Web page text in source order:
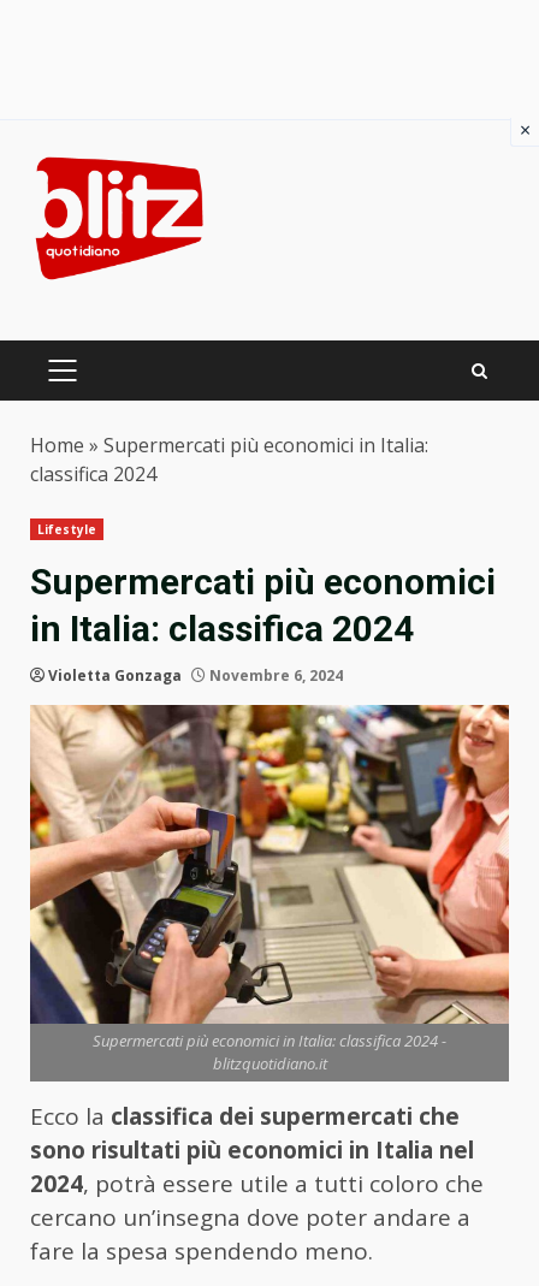
content
PRIMARY
Home » Supermercati più economici in Italia:
classifica 2024
Lifestyle
Supermercati più economici
in Italia: classifica 2024
Violetta Gonzaga Novembre 6, 2024
Supermercati più economici in Italia: classifica 2024 -
blitzquotidiano.it
Ecco la classifica dei supermercati che
sono risultati più economici in Italia nel
2024, potrà essere utile a tutti coloro che
cercano un’insegna dove poter andare a
fare la spesa spendendo meno.
×